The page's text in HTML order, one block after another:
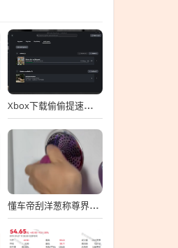
Xbox下载偷偷提速！实测跑满250Mbs
懂车帝刮洋葱称尊界S800音响罩设计危险！车主纷纷肉身开测反驳